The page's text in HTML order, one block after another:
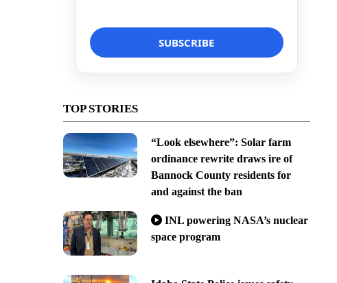
TOP STORIES
“Look elsewhere”: Solar farm
ordinance rewrite draws ire of
Bannock County residents for
and against the ban
INL powering NASA’s nuclear
space program